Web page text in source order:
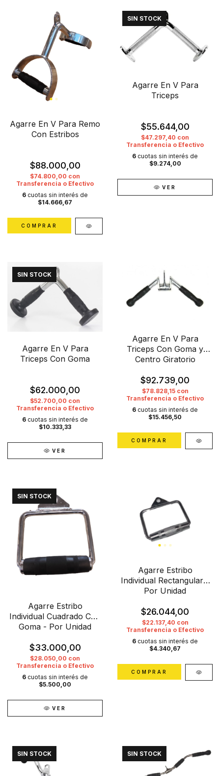
Agarre En V Para Remo
Con Estribos
$88.000,00
$74.800,00 con
Transferencia o Efectivo
6 cuotas sin interés de
$14.666,67
SIN STOCK
Agarre En V Para
Triceps
$55.644,00
$47.297,40 con
Transferencia o Efectivo
6 cuotas sin interés de
$9.274,00
VER
SIN STOCK
Agarre En V Para
Triceps Con Goma
$62.000,00
$52.700,00 con
Transferencia o Efectivo
6 cuotas sin interés de
$10.333,33
VER
Agarre En V Para
Triceps Con Goma y
Centro Giratorio
$92.739,00
$78.828,15 con
Transferencia o Efectivo
6 cuotas sin interés de
$15.456,50
SIN STOCK
Agarre Estribo
Individual Cuadrado Con
Goma - Por Unidad
$33.000,00
$28.050,00 con
Transferencia o Efectivo
6 cuotas sin interés de
$5.500,00
VER
Agarre Estribo
Individual Rectangular -
Por Unidad
$26.044,00
$22.137,40 con
Transferencia o Efectivo
6 cuotas sin interés de
$4.340,67
SIN STOCK SIN STOCK